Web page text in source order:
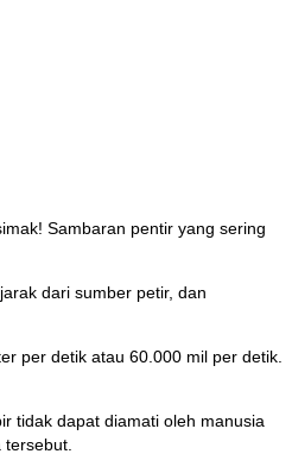
Sambaran pentir yang sering
jarak dari sumber petir, dan
per detik atau 60.000 mil per detik.
tidak dapat diamati oleh manusia